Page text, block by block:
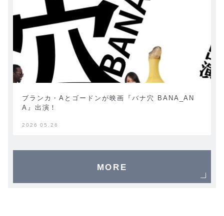
ブランカ・Aとゴードンが映画『バナ穴 BANA_AN
A』出演！
2026 05.26
MORE